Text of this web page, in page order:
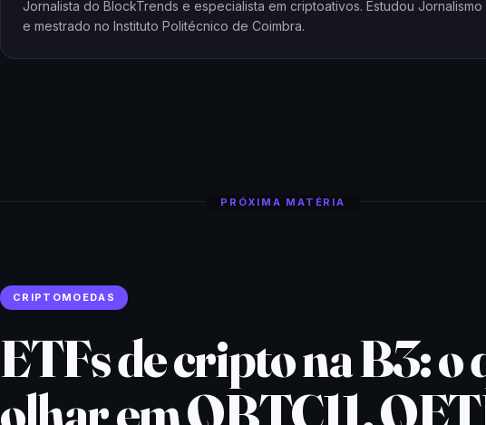
Jornalista do BlockTrends e especialista em criptoativos. Estudou Jornalismo
e mestrado no Instituto Politécnico de Coimbra.
PRÓXIMA MATÉRIA
CRIPTOMOEDAS
ETFs de cripto na B3: o